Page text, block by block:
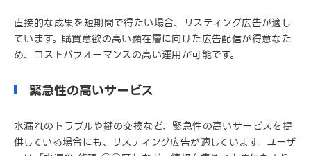
直接的な成果を短期間で得たい場合、リスティング広告が適し
ています。購買意欲の高い顕在層に向けた広告配信が得意なた
め、コストパフォーマンスの高い運用が可能です。
緊急性の高いサービス
水漏れのトラブルや鍵の交換など、緊急性の高いサービスを提
供している場合にも、リスティング広告が適しています。ユーザ